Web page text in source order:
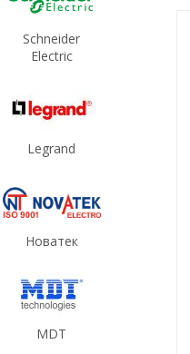
Schneider
Electric
Legrand
Новатек
MDT